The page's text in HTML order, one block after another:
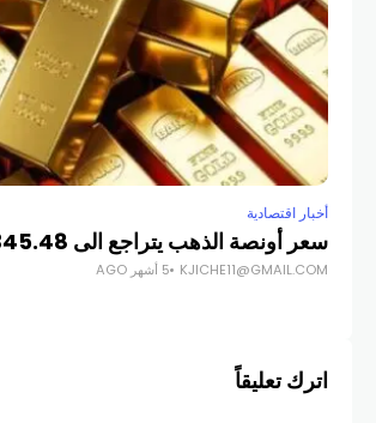
أخبار اقتصادية
سعر أونصة الذهب يتراجع الى ​4345.48 دولاراً
KJICHE11@GMAIL.COM 5 أشهر AGO
اترك تعليقاً